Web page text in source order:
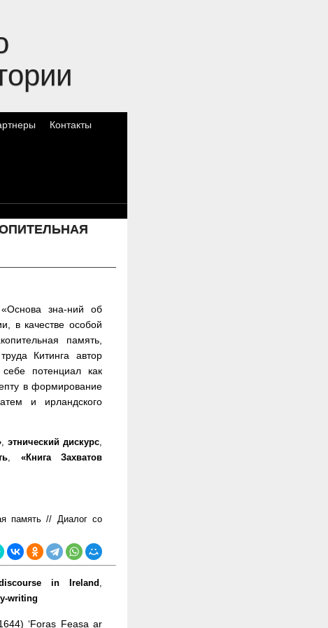
Контакты
зна-ний об
в качестве особой
память,
Китинга автор
потенциал как
в формирование
и ирландского
, этнический дискурс,
, «Книга Захватов
память // Диалог со
in Ireland,
writing
‘Foras Feasa ar